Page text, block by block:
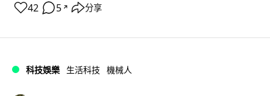
42 5 ↗ 分享
科技娛樂 生活科技 機械人